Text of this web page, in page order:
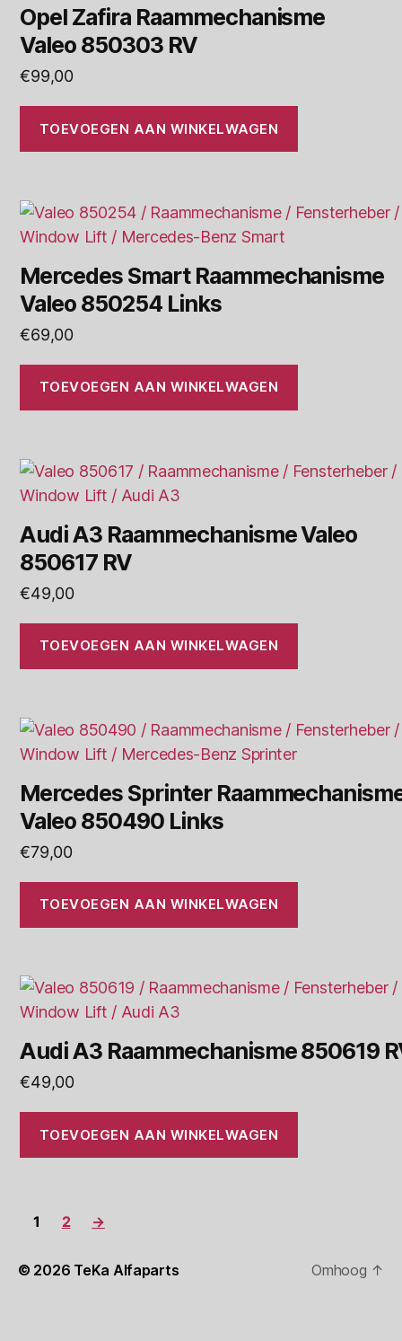
Opel Zafira Raammechanisme
Valeo 850303 RV
€99,00
TOEVOEGEN AAN WINKELWAGEN
Mercedes Smart Raammechanisme
Valeo 850254 Links
€69,00
TOEVOEGEN AAN WINKELWAGEN
Audi A3 Raammechanisme Valeo
850617 RV
€49,00
TOEVOEGEN AAN WINKELWAGEN
Mercedes Sprinter
Valeo 850490 Links
€79,00
TOEVOEGEN AAN WINKELWAGEN
Audi A3 Raammechanisme 850619
€49,00
TOEVOEGEN AAN WINKELWAGEN
1 2 →
© 2026 TeKa Alfaparts Omhoog ↑